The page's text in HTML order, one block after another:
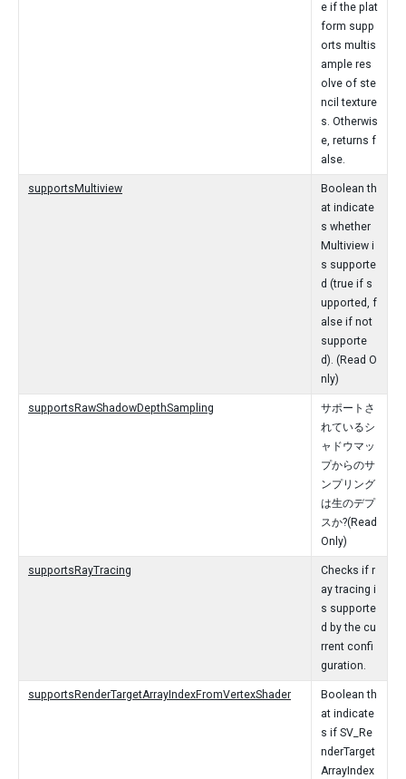
e if the plat
form supp
orts multis
ample res
olve of ste
ncil texture
s. Otherwis
e, returns f
alse.
supportsMultiview
Boolean th
at indicate
s whether
Multiview i
s supporte
d (true if s
upported, f
alse if not
supporte
d). (Read O
nly)
supportsRawShadowDepthSampling
サポートさ
れているシ
ャドウマッ
プからのサ
ンプリング
は生のデプ
スか?(Read
Only)
supportsRayTracing
Checks if r
ay tracing i
s supporte
d by the cu
rrent confi
guration.
supportsRenderTargetArrayIndexFromVertexShader
Boolean th
at indicate
s if SV_Re
nderTarget
ArrayIndex